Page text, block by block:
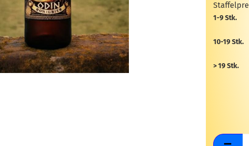
1-9 Stk.
10-19 Stk.
> 19 Stk.